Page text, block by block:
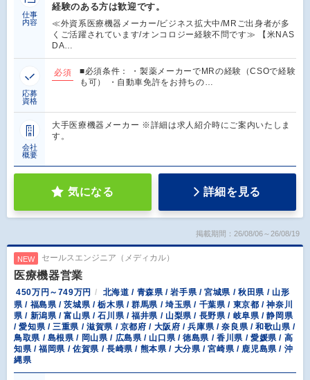
仕事
内容
経験のある方は歓迎です。
≪外資系医療機器メーカー/ビジネス拡大中/MRご出身者が多
くご活躍されています/オンコロジー経験不問です≫ 【米NAS
DA…
応募
資格
必須
■必須条件： ・製薬メーカーでMRの経験（CSOで経験
も可） ・自動車免許をお持ちの…
会社
概要
大手医療機器メーカー ※詳細は求人紹介時にご案内いたしま
す。
気になる 詳細を見る
掲載期間：26/08/06～26/08/19
NEW セールスエンジニア（メディカル）
医療機器営業
450万円～749万円
北海道 / 青森県 / 岩手県 / 宮城県 / 秋田県 / 山形
県 / 福島県 / 茨城県 / 栃木県 / 群馬県 / 埼玉県 / 千葉県 / 東京都 / 神奈川
県 / 新潟県 / 富山県 / 石川県 / 福井県 / 山梨県 / 長野県 / 岐阜県 / 静岡県
/ 愛知県 / 三重県 / 滋賀県 / 京都府 / 大阪府 / 兵庫県 / 奈良県 / 和歌山県 /
鳥取県 / 島根県 / 岡山県 / 広島県 / 山口県 / 徳島県 / 香川県 / 愛媛県 / 高
知県 / 福岡県 / 佐賀県 / 長崎県 / 熊本県 / 大分県 / 宮崎県 / 鹿児島県 / 沖
縄県